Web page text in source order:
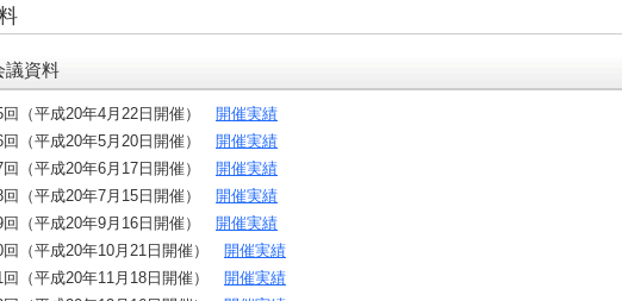
議資料
回（平成20年4月22日開催） 開催実績
回（平成20年5月20日開催） 開催実績
回（平成20年6月17日開催） 開催実績
回（平成20年7月15日開催） 開催実績
回（平成20年9月16日開催） 開催実績
回（平成20年10月21日開催） 開催実績
回（平成20年11月18日開催） 開催実績